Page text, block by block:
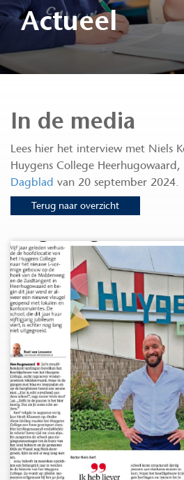
Actueel
In de media
Lees hier het interview met Niels
Huygens College
Dagblad van 20 september 2024.
Terug naar overzicht